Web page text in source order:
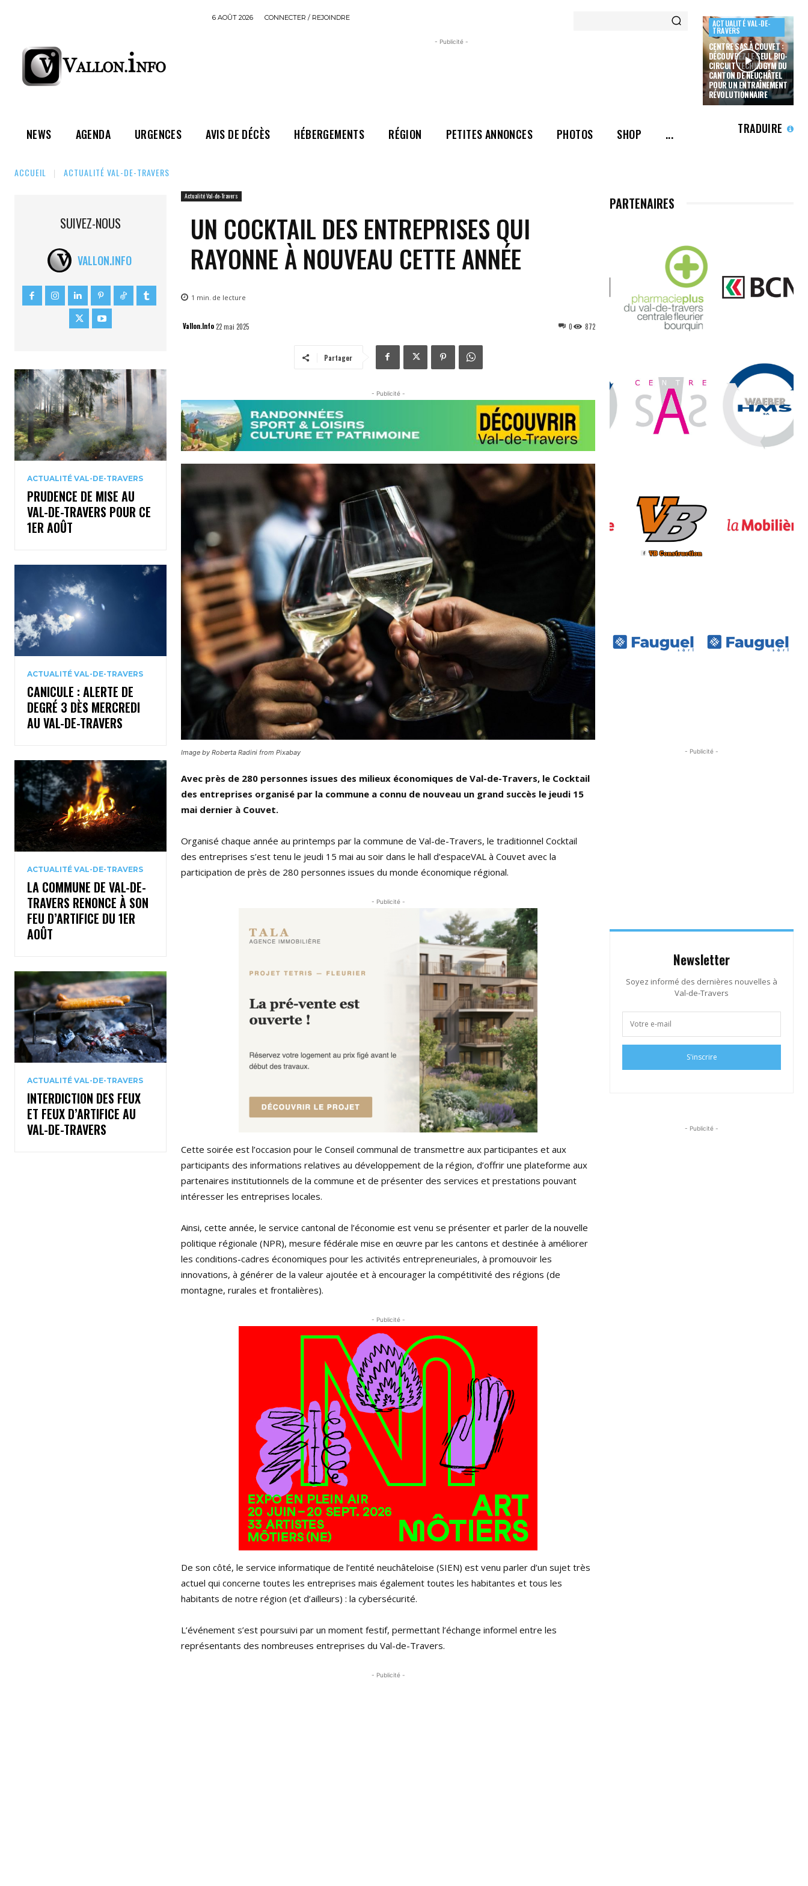
6 AOÛT 2026 CONNECTER / REJOINDRE
- Publicité -
ACTUALITÉ VAL-DE-
TRAVERS
CENTRE SAS À COUVET :
DÉCOUVREZ LE SEUL BIO-
CIRCUIT TECHNOGYM DU
CANTON DE NEUCHÂTEL
POUR UN ENTRAÎNEMENT
RÉVOLUTIONNAIRE
NEWS AGENDA URGENCES AVIS DE DÉCÈS HÉBERGEMENTS RÉGION PETITES ANNONCES PHOTOS SHOP ... TRADUIRE
ACCUEIL ACTUALITÉ VAL-DE-TRAVERS
SUIVEZ-NOUS
VALLON.INFO
ACTUALITÉ VAL-DE-TRAVERS
PRUDENCE DE MISE AU
VAL-DE-TRAVERS POUR CE
1ER AOÛT
ACTUALITÉ VAL-DE-TRAVERS
CANICULE : ALERTE DE
DEGRÉ 3 DÈS MERCREDI
AU VAL-DE-TRAVERS
ACTUALITÉ VAL-DE-TRAVERS
LA COMMUNE DE VAL-DE-
TRAVERS RENONCE À SON
FEU D’ARTIFICE DU 1ER
AOÛT
ACTUALITÉ VAL-DE-TRAVERS
INTERDICTION DES FEUX
ET FEUX D’ARTIFICE AU
VAL-DE-TRAVERS
Actualité Val-de-Travers
UN COCKTAIL DES ENTREPRISES QUI
RAYONNE À NOUVEAU CETTE ANNÉE
1 min. de lecture
Vallon.Info22 mai 2025 872
0
Partager
- Publicité -
Image by Roberta Radini from Pixabay
Avec près de 280 personnes issues des milieux économiques de Val-de-Travers, le Cocktail
des entreprises organisé par la commune a connu de nouveau un grand succès le jeudi 15
mai dernier à Couvet.
Organisé chaque année au printemps par la commune de Val-de-Travers, le traditionnel Cocktail
des entreprises s’est tenu le jeudi 15 mai au soir dans le hall d’espaceVAL à Couvet avec la
participation de près de 280 personnes issues du monde économique régional.
- Publicité -
Cette soirée est l’occasion pour le Conseil communal de transmettre aux participantes et aux
participants des informations relatives au développement de la région, d’offrir une plateforme aux
partenaires institutionnels de la commune et de présenter des services et prestations pouvant
intéresser les entreprises locales.
Ainsi, cette année, le service cantonal de l’économie est venu se présenter et parler de la nouvelle
politique régionale (NPR), mesure fédérale mise en œuvre par les cantons et destinée à améliorer
les conditions-cadres économiques pour les activités entrepreneuriales, à promouvoir les
innovations, à générer de la valeur ajoutée et à encourager la compétitivité des régions (de
montagne, rurales et frontalières).
- Publicité -
De son côté, le service informatique de l’entité neuchâteloise (SIEN) est venu parler d’un sujet très
actuel qui concerne toutes les entreprises mais également toutes les habitantes et tous les
habitants de notre région (et d’ailleurs) : la cybersécurité.
L’événement s’est poursuivi par un moment festif, permettant l’échange informel entre les
représentants des nombreuses entreprises du Val-de-Travers.
- Publicité -
PARTENAIRES
- Publicité -
Newsletter
Soyez informé des dernières nouvelles à
Val-de-Travers
S'inscrire
- Publicité -